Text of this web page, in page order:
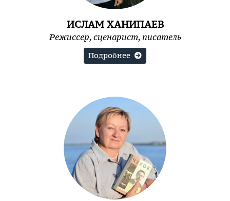
ИСЛАМ ХАНИПАЕВ
Режиссер, сценарист, писатель
Подробнее